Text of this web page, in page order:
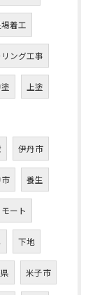
場着工
ング工事
上塗
伊丹市
養生
モート
下地
米子市